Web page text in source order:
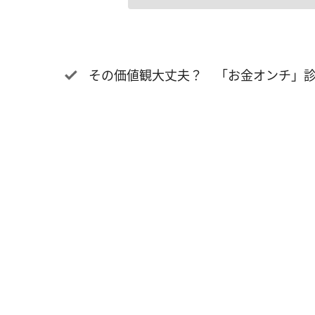
その価値観大丈夫？ 「お金オンチ」